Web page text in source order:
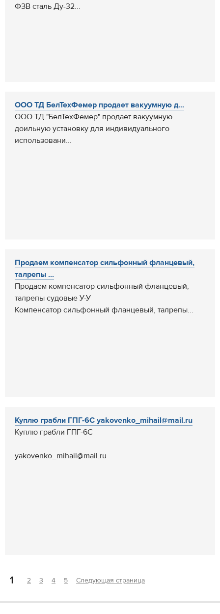
ФЗВ сталь Ду-32...
ООО ТД БелТехФемер продает вакуумную д...
ООО ТД "БелТехФемер" продает вакуумную
доильную установку для индивидуального
использовани...
Продаем компенсатор сильфонный фланцевый,
талрепы ...
Продаем компенсатор сильфонный фланцевый,
талрепы судовые У-У
Компенсатор сильфонный фланцевый, талрепы...
Куплю грабли ГПГ-6С yakovenko_mihail@mail.ru
Куплю грабли ГПГ-6С
yakovenko_mihail@mail.ru
1 2 3 4 5 Следующая страница